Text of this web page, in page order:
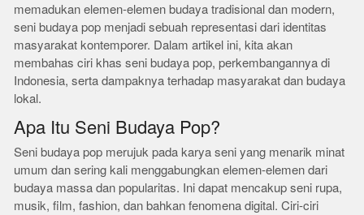
memadukan elemen-elemen budaya tradisional dan modern,
seni budaya pop menjadi sebuah representasi dari identitas
masyarakat kontemporer. Dalam artikel ini, kita akan
membahas ciri khas seni budaya pop, perkembangannya di
Indonesia, serta dampaknya terhadap masyarakat dan budaya
lokal.
Apa Itu Seni Budaya Pop?
Seni budaya pop merujuk pada karya seni yang menarik minat
umum dan sering kali menggabungkan elemen-elemen dari
budaya massa dan popularitas. Ini dapat mencakup seni rupa,
musik, film, fashion, dan bahkan fenomena digital. Ciri-ciri